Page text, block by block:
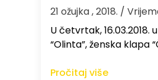
21 ožujka , 2018. /
U četvrtak,
“Olinta”, ženska klapa
Pročitaj više